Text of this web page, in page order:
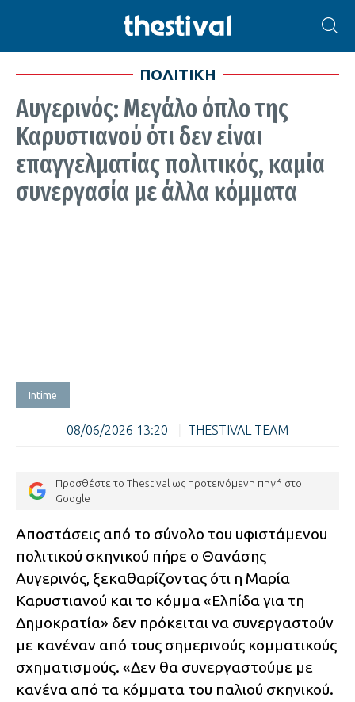
ΠΟΛΙΤΙΚΗ
Αυγερινός: Μεγάλο όπλο της
Καρυστιανού ότι δεν είναι
επαγγελματίας πολιτικός, καμία
συνεργασία με άλλα κόμματα
Intime
08/06/2026 13:20 THESTIVAL TEAM
Προσθέστε το Thestival ως προτεινόμενη πηγή στο
Google
Αποστάσεις από το σύνολο του υφιστάμενου
πολιτικού σκηνικού πήρε ο Θανάσης
Αυγερινός, ξεκαθαρίζοντας ότι η Μαρία
Καρυστιανού και το κόμμα «Ελπίδα για τη
Δημοκρατία» δεν πρόκειται να συνεργαστούν
με κανέναν από τους σημερινούς κομματικούς
σχηματισμούς. «Δεν θα συνεργαστούμε με
κανένα από τα κόμματα του παλιού σκηνικού.